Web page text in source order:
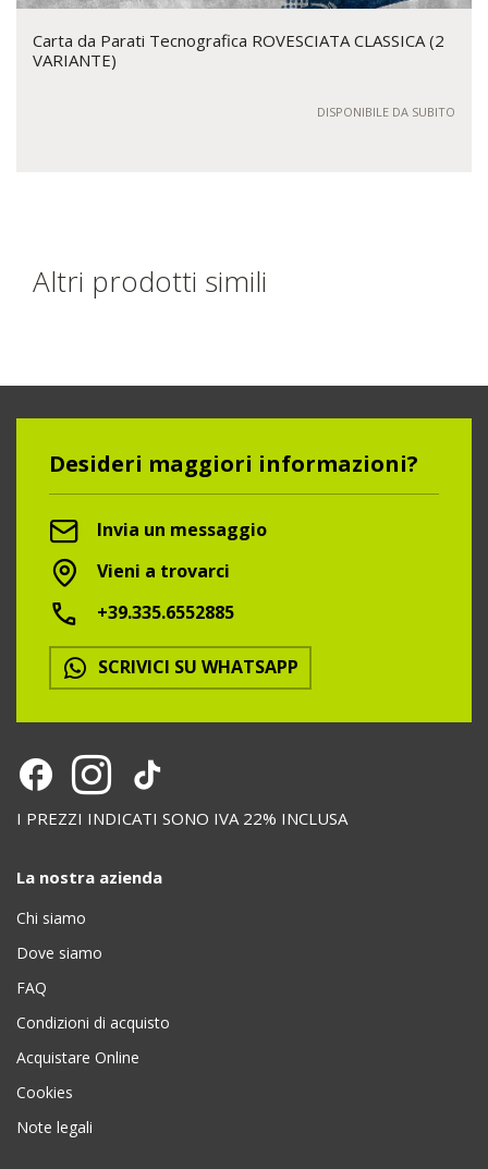
Carta da Parati Tecnografica ROVESCIATA CLASSICA (2
VARIANTE)
DISPONIBILE DA SUBITO
Altri prodotti simili
Desideri maggiori informazioni?
Invia un messaggio
Vieni a trovarci
+39.335.6552885
SCRIVICI SU WHATSAPP
I PREZZI INDICATI SONO IVA 22% INCLUSA
La nostra azienda
Chi siamo
Dove siamo
FAQ
Condizioni di acquisto
Acquistare Online
Cookies
Note legali